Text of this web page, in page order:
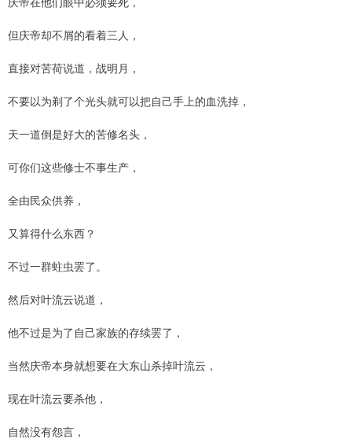
但庆帝却不屑的看着三人，
直接对苦荷说道，战明月，
不要以为剃了个光头就可以把自己手上的血洗掉，
天一道倒是好大的苦修名头，
可你们这些修士不事生产，
全由民众供养，
又算得什么东西？
不过一群蛀虫罢了。
然后对叶流云说道，
他不过是为了自己家族的存续罢了，
当然庆帝本身就想要在大东山杀掉叶流云，
现在叶流云要杀他，
自然没有怨言，